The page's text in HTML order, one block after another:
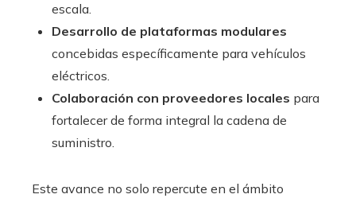
escala.
Desarrollo de plataformas modulares
concebidas específicamente para vehículos
eléctricos.
Colaboración con proveedores locales para
fortalecer de forma integral la cadena de
suministro.
Este avance no solo repercute en el ámbito